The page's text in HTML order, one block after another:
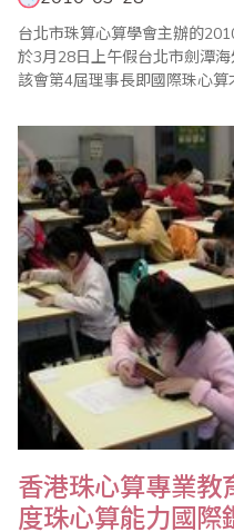
台北市珠算心算學會主辦的
於3月28日上午假台北市劍潭
該會第4屆理事長即國際珠心算
本屆比賽打破傳統，不將數學
及數學獨立合計，分別敘獎，
舉。比賽自八時起進行，組別
香港珠心算專業
度珠心算能力國際